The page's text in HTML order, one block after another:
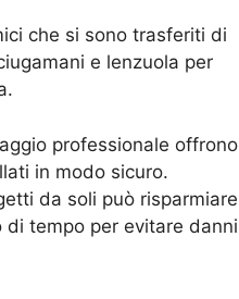
che si sono trasferiti di
e lenzuola per
professionale offrono
in modo sicuro.
da soli può risparmiare
tempo per evitare danni